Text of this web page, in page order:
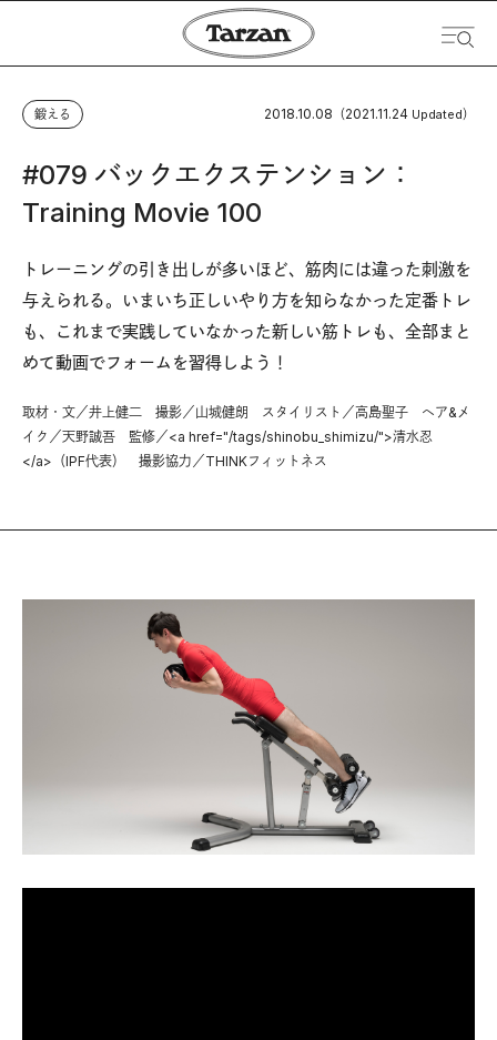
鍛える 2018.10.08 （2021.11.24 Updated）
#079 バックエクステンション：
Training Movie 100
トレーニングの引き出しが多いほど、筋肉には違った刺激を
与えられる。いまいち正しいやり方を知らなかった定番トレ
も、これまで実践していなかった新しい筋トレも、全部まと
めて動画でフォームを習得しよう！
取材・文／井上健二 撮影／山城健朗 スタイリスト／高島聖子 ヘア&メ
イク／天野誠吾 監修／<a href="/tags/shinobu_shimizu/">清水忍
</a>（IPF代表） 撮影協力／THINKフィットネス